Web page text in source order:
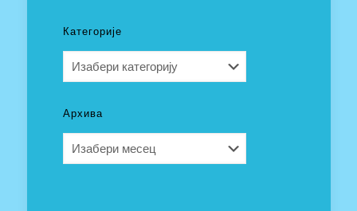
Категорије
Архива